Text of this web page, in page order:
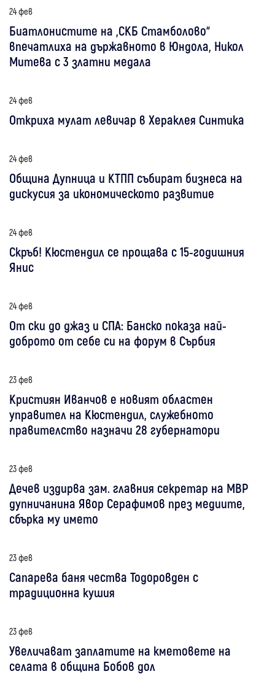
24 фев
Биатлонистите на „СКБ Стамболово“
впечатлиха на държавното в Юндола, Никол
Митева с 3 златни медала
24 фев
Откриха мулат левичар в Хераклея Синтика
24 фев
Община Дупница и КТПП събират бизнеса на
дискусия за икономическото развитие
24 фев
Скръб! Кюстендил се прощава с 15-годишния
Янис
24 фев
От ски до джаз и СПА: Банско показа най-
доброто от себе си на форум в Сърбия
23 фев
Кристиян Иванчов е новият областен
управител на Кюстендил, служебното
правителство назначи 28 губернатори
23 фев
Дечев издирва зам. главния секретар на МВР
дупничанина Явор Серафимов през медиите,
сбърка му името
23 фев
Сапарева баня чества Тодоровден с
традиционна кушия
23 фев
Увеличават заплатите на кметовете на
селата в община Бобов дол